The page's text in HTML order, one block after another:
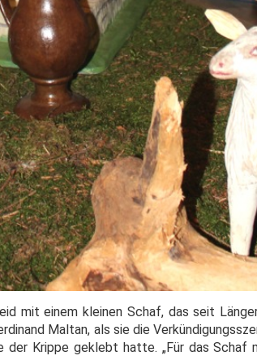
mit einem kleinen Schaf, das seit
Maltan, als sie die
Krippe geklebt hatte. „Für das Schaf